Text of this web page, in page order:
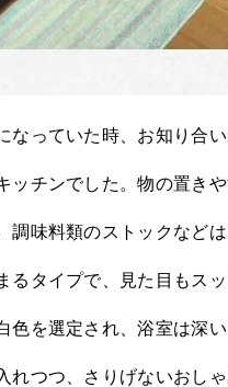
なっていた時、お知り合
ッチンでした。物の置き
調味料類のストックなど
るタイプで、見た目もス
色を選定され、浴室は深
れつつ、さりげないおし